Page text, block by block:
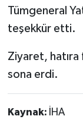
Tümgeneral
teşekkür etti.
Ziyaret, hatıra
sona erdi.
Kaynak: İHA